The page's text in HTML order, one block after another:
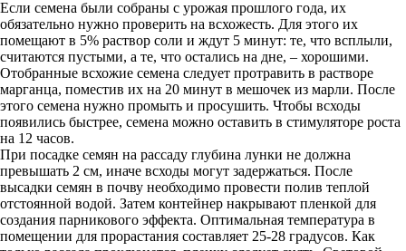
Если семена были собраны с урожая прошлого года, их
обязательно нужно проверить на всхожесть. Для этого их
помещают в 5% раствор соли и ждут 5 минут: те, что всплыли,
считаются пустыми, а те, что остались на дне, – хорошими.
Отобранные всхожие семена следует протравить в растворе
марганца, поместив их на 20 минут в мешочек из марли. После
этого семена нужно промыть и просушить. Чтобы всходы
появились быстрее, семена можно оставить в стимуляторе роста
на 12 часов.
При посадке семян на рассаду глубина лунки не должна
превышать 2 см, иначе всходы могут задержаться. После
высадки семян в почву необходимо провести полив теплой
отстоянной водой. Затем контейнер накрывают пленкой для
создания парникового эффекта. Оптимальная температура в
помещении для прорастания составляет 25-28 градусов. Как